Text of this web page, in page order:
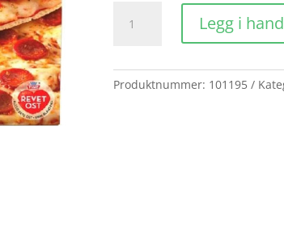
Grandiosa
Stabburet
Legg i
Produktnummer: 101195